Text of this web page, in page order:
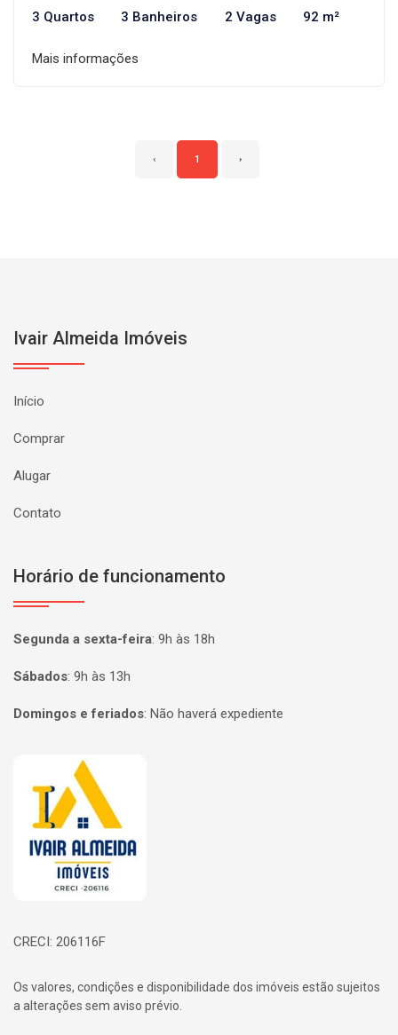
3 Quartos 3 Banheiros 2 Vagas 92 m²
Mais informações
‹ 1 ›
Ivair Almeida Imóveis
Início
Comprar
Alugar
Contato
Horário de funcionamento
Segunda a sexta-feira: 9h às 18h
Sábados: 9h às 13h
Domingos e feriados: Não haverá expediente
Página inicial
CRECI: 206116F
Os valores, condições e disponibilidade dos imóveis estão sujeitos
a alterações sem aviso prévio.